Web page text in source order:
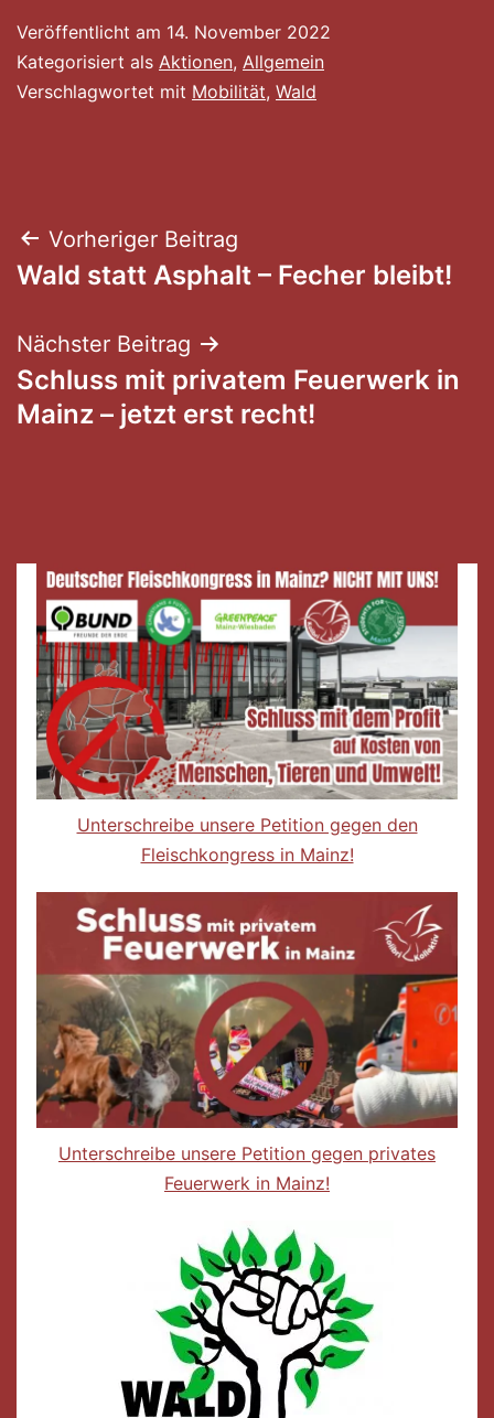
Veröffentlicht am 14. November 2022
Kategorisiert als Aktionen, Allgemein
Verschlagwortet mit Mobilität, Wald
Beitragsnavigation
Vorheriger Beitrag
Wald statt Asphalt – Fecher bleibt!
Nächster Beitrag
Schluss mit privatem Feuerwerk in
Mainz – jetzt erst recht!
Unterschreibe unsere Petition gegen den
Fleischkongress in Mainz!
Unterschreibe unsere Petition gegen privates
Feuerwerk in Mainz!